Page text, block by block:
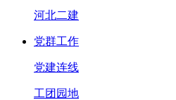
河北二建
党群工作
党建连线
工团园地